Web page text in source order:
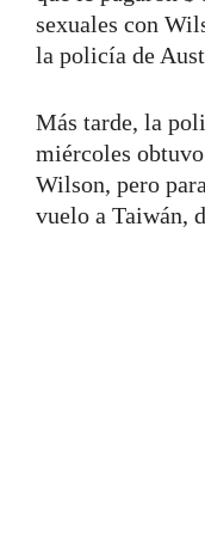
sexuales con
la policía de
Más tarde, la
miércoles
Wilson, pero
vuelo a Taiwán,